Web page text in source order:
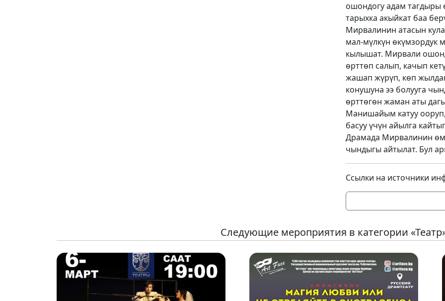
ошондогу адам тагдыры
тарыхка акыйкат баа
Мирвалинин атасын
мал-мүлкүн өкүмзордук
кылышат. Мирвали
өрттөп салып, качып
жашап жүрүп, көп
конушуна ээ болууга
өрттөгөн жаман аты
Манишайым катуу
басуу үчүн айылга
Драмада Мирвалинин
чындыгы айтылат. Бул
Ссылки на источники
Следующие мероприятия в категории